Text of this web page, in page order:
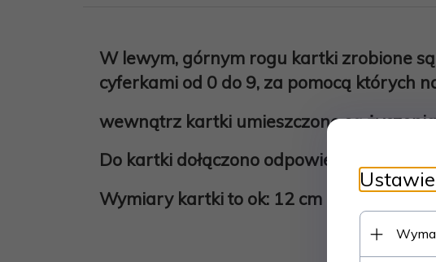
W lewym, górnym rogu kartki zrobione
cyferkami od 0 do 9, za pomocą których
wewnątrz kartki umieszczone są życzenia
Do kartki dołączono odpowiedniej
Wymiary kartki to ok: 12 cm na 17 cm